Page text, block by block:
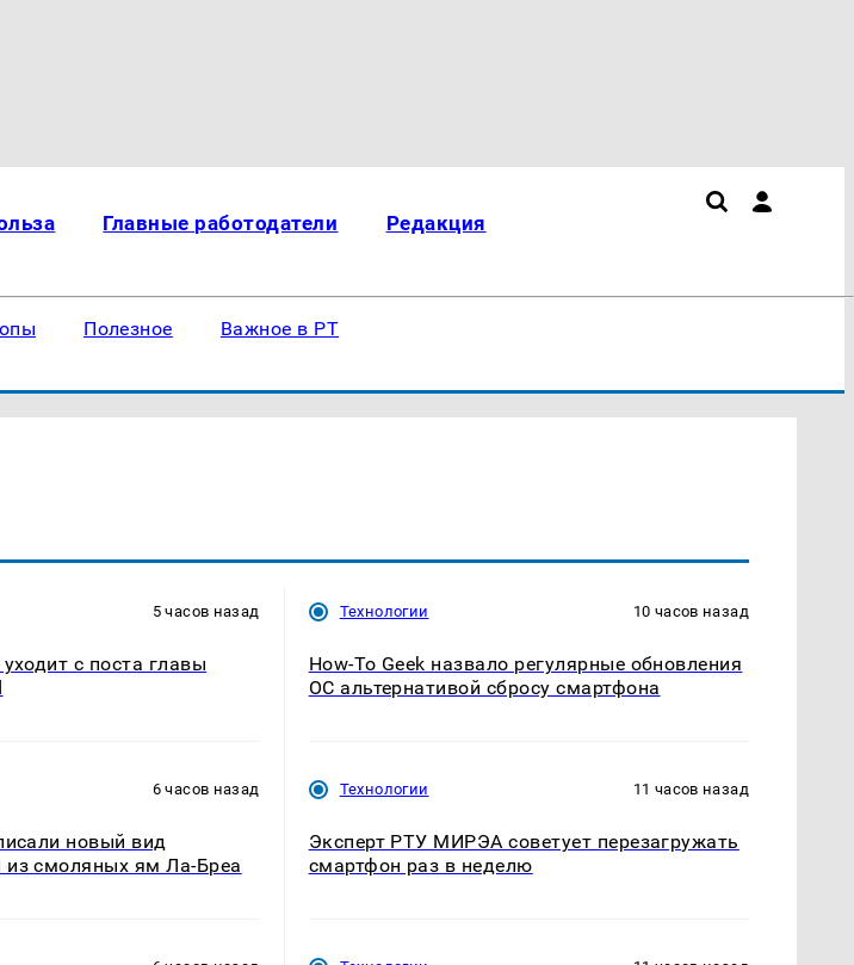
Главные работодатели Редакция
Полезное Важное в РТ
5 часов назад
с поста главы
6 часов назад
новый вид
смоляных ям Ла-Бреа
Технологии 10 часов назад
How-To Geek назвало регулярные обновления
ОС альтернативой сбросу смартфона
Технологии 11 часов назад
Эксперт РТУ МИРЭА советует перезагружать
смартфон раз в неделю